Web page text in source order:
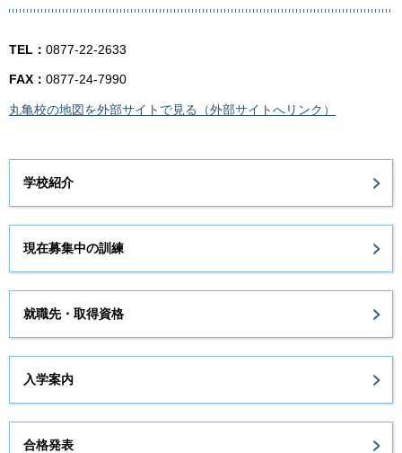
TEL： 0877-22-2633
FAX： 0877-24-7990
丸亀校の地図を外部サイトで見る（外部サイトへリンク）
学校紹介
現在募集中の訓練
就職先・取得資格
入学案内
合格発表